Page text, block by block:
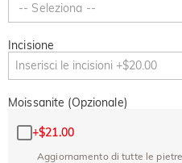
-- Seleziona --
Incisione
Moissanite (Opzionale)
+$21.00
Aggiornamento di tutte le